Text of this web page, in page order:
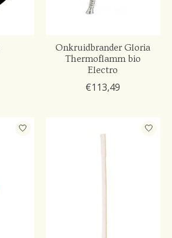
Onkruidbrander Gloria
Thermoflamm bio
Electro
€113,49